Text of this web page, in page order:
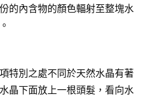
的內含物的顏色輻射至整塊水
特別之處不同於天然水晶有著
晶下面放上一根頭髮，看向水